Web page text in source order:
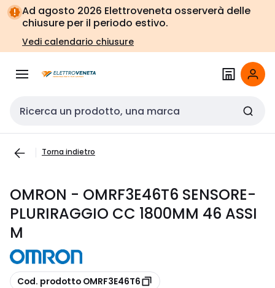
Vai alla
navigazione
Vai
alla
pagina
Ad agosto 2026 Elettroveneta osserverà delle
chiusure per il periodo estivo.
Vedi calendario chiusure
Cerca input
Torna indietro
OMRON - OMRF3E46T6 SENSORE-
PLURIRAGGIO CC 1800MM 46 ASSI
M
copia
Cod. prodotto OMRF3E46T6